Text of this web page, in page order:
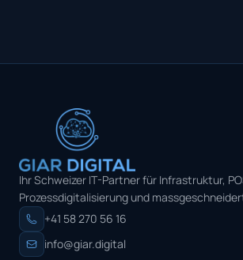
Ihr Schweizer IT-Partner für Infrastruktur,
Prozessdigitalisierung und
+41 58 270 56 16
info@giar.digital